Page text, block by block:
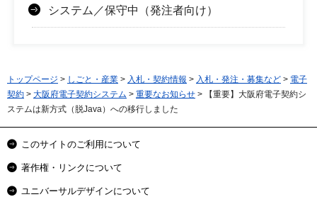
システム／保守中（発注者向け）
トップページ > しごと・産業 > 入札・契約情報 > 入札・発注・募集など > 電子
契約 > 大阪府電子契約システム > 重要なお知らせ > 【重要】大阪府電子契約シ
ステムは新方式（脱Java）への移行しました
このサイトのご利用について
著作権・リンクについて
ユニバーサルデザインについて